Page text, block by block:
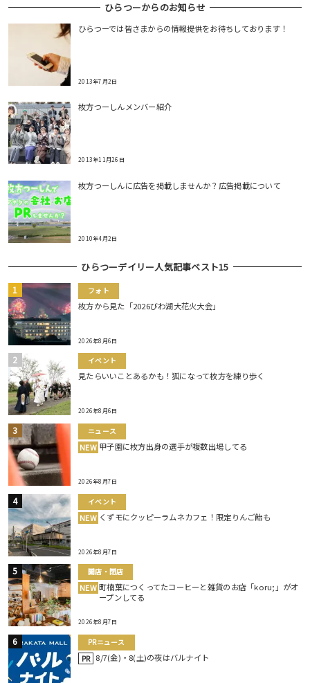
ひらつーからのお知らせ
ひらつーでは皆さまからの情報提供をお待ちしております！
2013年7月2日
枚方つーしんメンバー紹介
2013年11月26日
枚方つーしんに広告を掲載しませんか？広告掲載について
2010年4月2日
ひらつーデイリー人気記事ベスト15
フォト
枚方から見た「2026びわ湖大花火大会」
2026年8月6日
イベント
見たらいいことあるかも！狐になって枚方を練り歩く
2026年8月6日
ニュース
NEW 甲子園に枚方出身の選手が複数出場してる
2026年8月7日
イベント
NEW くずモにクッピーラムネカフェ！限定りんご飴も
2026年8月7日
開店・閉店
NEW 町楠葉につくってたコーヒーと雑貨のお店「koru;」がオ
ープンしてる
2026年8月7日
PRニュース
PR 8/7(金)・8(土)の夜はバルナイト